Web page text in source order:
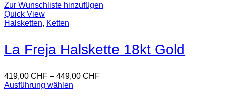
Zur Wunschliste hinzufügen
Quick View
Halsketten, Ketten
La Freja Halskette 18kt Gold
419,00 CHF – 449,00 CHF
Ausführung wählen